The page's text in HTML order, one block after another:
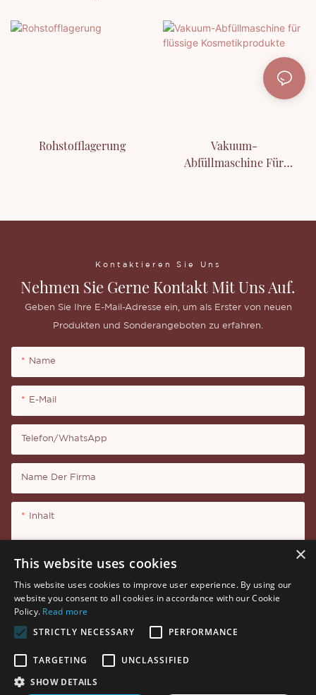
Rohstofflagerung
Vakuum-
Abfüllmaschine Für
Kontaktieren Sie Uns
Nehmen Sie Gerne Kontakt Mit Uns Auf.
Geben Sie Ihre E-Mail-Adresse ein, um als Erster von neuen
Produkten und Sonderangeboten zu erfahren.
Name
E-Mail
Telefon/WhatsApp
Name Der Firma
Inhalt
Copyright © 2026 Shenzhen Thincen Technology Co., Ltd. -
×
This website uses cookies
This website uses cookies to improve user experience. By using our
website you consent to all cookies in accordance with our Cookie
Policy. Read more
STRICTLY NECESSARY
PERFORMANCE
TARGETING
UNCLASSIFIED
SHOW DETAILS